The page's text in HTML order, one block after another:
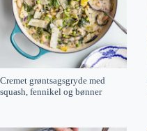
Cremet grøntsagsgryde med
squash, fennikel og bønner